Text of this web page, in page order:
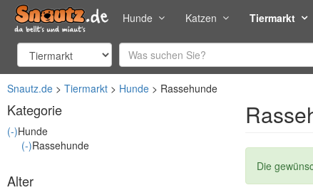
Hunde Katzen Tiermarkt
Snautz.de Tiermarkt Hunde Rassehunde
Kategorie
(-)Hunde
(-)Rassehunde
Alter
Die